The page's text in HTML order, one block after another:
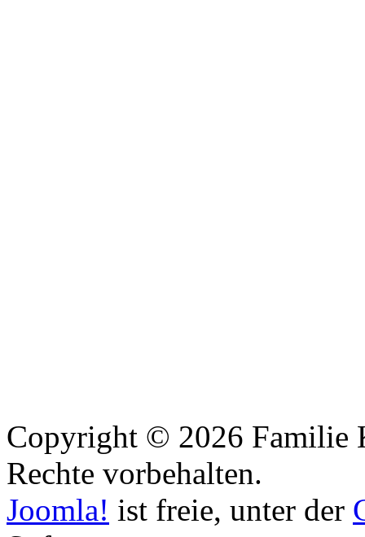
Copyright © 2026 Familie
Rechte vorbehalten.
Joomla! ist freie, unter der